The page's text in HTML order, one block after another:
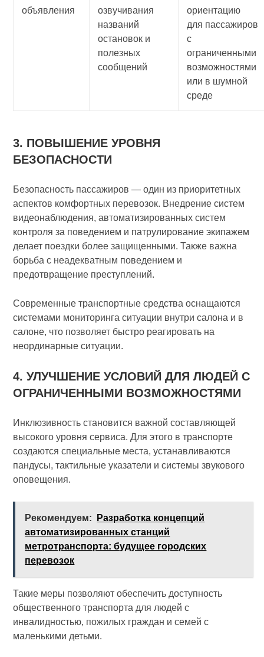
объявления
озвучивания
названий
остановок и
полезных
сообщений
ориентацию
для пассажиров
с
ограниченными
возможностями
или в шумной
среде
3. ПОВЫШЕНИЕ УРОВНЯ
БЕЗОПАСНОСТИ
Безопасность пассажиров — один из приоритетных
аспектов комфортных перевозок. Внедрение систем
видеонаблюдения, автоматизированных систем
контроля за поведением и патрулирование экипажем
делает поездки более защищенными. Также важна
борьба с неадекватным поведением и
предотвращение преступлений.
Современные транспортные средства оснащаются
системами мониторинга ситуации внутри салона и в
салоне, что позволяет быстро реагировать на
неординарные ситуации.
4. УЛУЧШЕНИЕ УСЛОВИЙ ДЛЯ ЛЮДЕЙ С
ОГРАНИЧЕННЫМИ ВОЗМОЖНОСТЯМИ
Инклюзивность становится важной составляющей
высокого уровня сервиса. Для этого в транспорте
создаются специальные места, устанавливаются
пандусы, тактильные указатели и системы звукового
оповещения.
Рекомендуем:
Разработка концепций
автоматизированных станций
метротранспорта: будущее городских
перевозок
Такие меры позволяют обеспечить доступность
общественного транспорта для людей с
инвалидностью, пожилых граждан и семей с
маленькими детьми.